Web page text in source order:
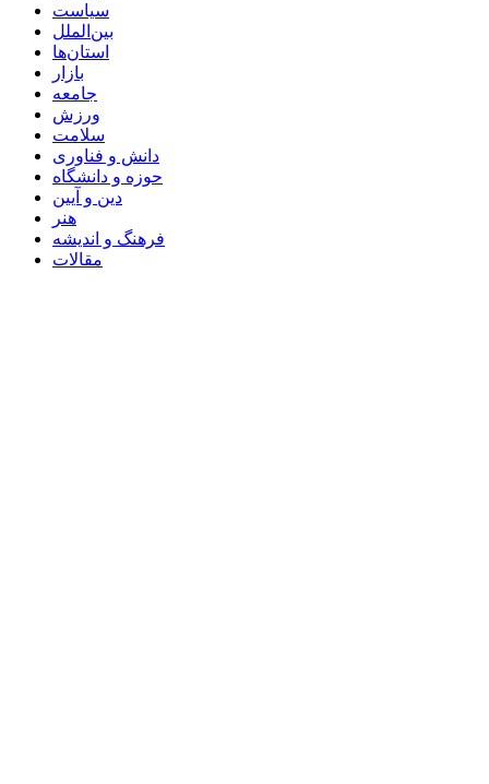
سیاست
بین‌الملل
استان‌ها
بازار
جامعه
ورزش
سلامت
دانش و فناوری
حوزه و دانشگاه
دین و آیین
هنر
فرهنگ و اندیشه
مقالات